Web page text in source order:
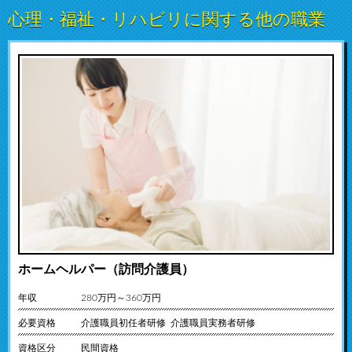
心理・福祉・リハビリに関する他の職業
ホームヘルパー（訪問介護員）
年収 280万円～360万円
必要資格 介護職員初任者研修 介護職員実務者研修
資格区分 民間資格